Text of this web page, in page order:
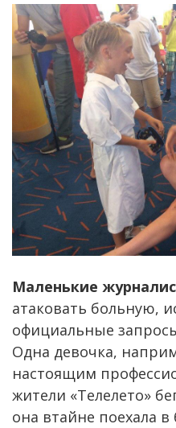
Маленькие
атаковать больную,
официальные
Одна девочка,
настоящим
жители «Телелето»
она втайне поехала